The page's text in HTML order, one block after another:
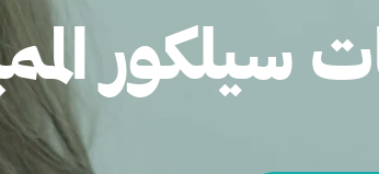
سيلكور